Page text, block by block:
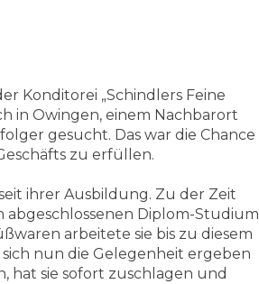
Konditorei „Schindlers Feine
in Owingen, einem Nachbarort
gesucht. Das war die Chance
zu erfüllen.
ihrer Ausbildung. Zu der Zeit
abgeschlossenen Diplom-Studium
arbeitete sie bis zu diesem
nun die Gelegenheit ergeben
hat sie sofort zuschlagen und